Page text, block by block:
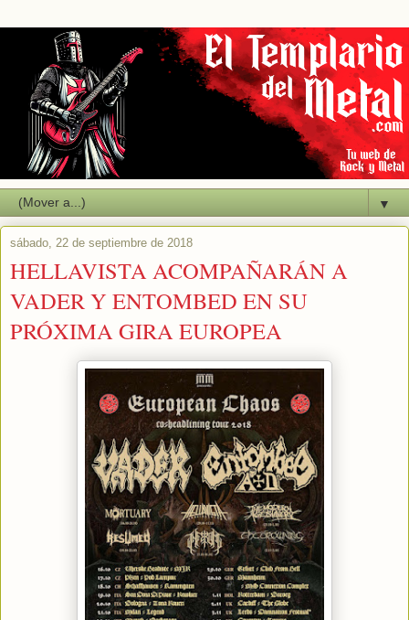
▼
sábado, 22 de septiembre de 2018
HELLAVISTA ACOMPAÑARÁN A
VADER Y ENTOMBED EN SU
PRÓXIMA GIRA EUROPEA